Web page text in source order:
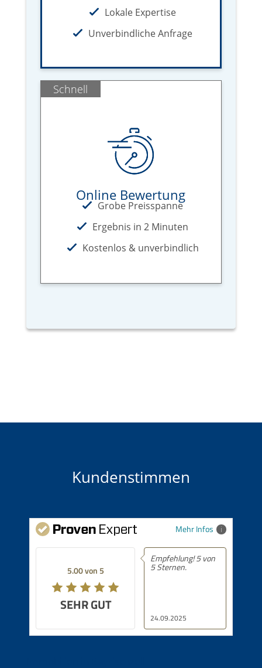
Lokale Expertise
Unverbindliche Anfrage
Schnell
Online Bewertung
Grobe Preisspanne
Ergebnis in 2 Minuten
Kostenlos & unverbindlich
Kundenstimmen
Mehr Infos
5.00 von 5
SEHR GUT
24.09.2025
Empfehlung! 5 von
5 Sternen.